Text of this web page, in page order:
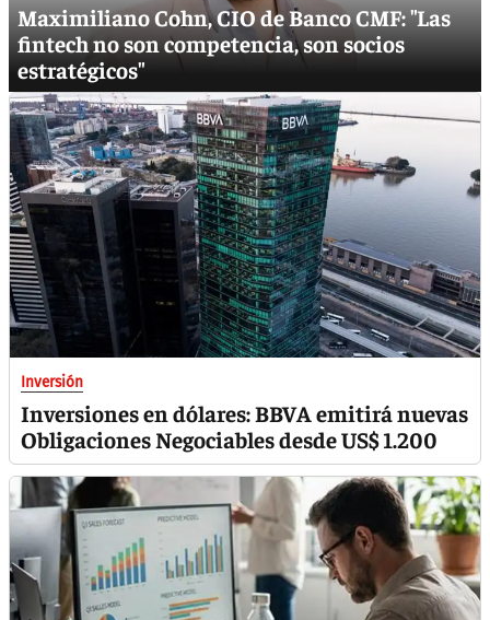
Maximiliano Cohn, CIO de Banco CMF: "Las
fintech no son competencia, son socios
estratégicos"
Inversión
Inversiones en dólares: BBVA emitirá nuevas
Obligaciones Negociables desde US$ 1.200